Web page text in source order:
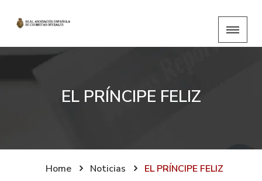
EL PRÍNCIPE FELIZ
Home Noticias EL PRÍNCIPE FELIZ